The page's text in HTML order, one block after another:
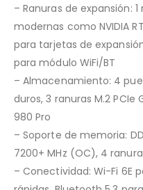
– Ranuras de expansión: 1
modernas como NVIDIA
para tarjetas de
para módulo WiFi/BT
– Almacenamiento: 4
duros, 3 ranuras M.2
980 Pro
– Soporte de memoria:
7200+ MHz (OC), 4
– Conectividad: Wi-Fi 6E